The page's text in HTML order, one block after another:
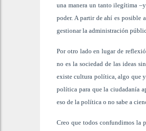
una manera un tanto ilegítima
poder. A partir de ahí es
gestionar la administración
Por otro lado en lugar de
no es la sociedad de las ideas
existe cultura política, algo que
política para que la ciudadanía
eso de la política o no sabe a
Creo que todos confundimos la